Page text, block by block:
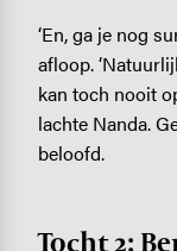
‘En, ga je nog
afloop.
kan toch nooit
lachte Nanda.
beloofd.
Tocht 2: